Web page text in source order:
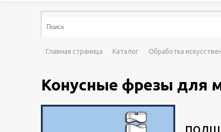
Главная страница Каталог Обработка
Конусные фрезы для